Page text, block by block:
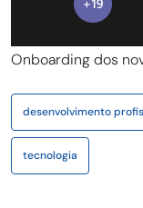
Onboarding dos
desenvolvimento
tecnologia